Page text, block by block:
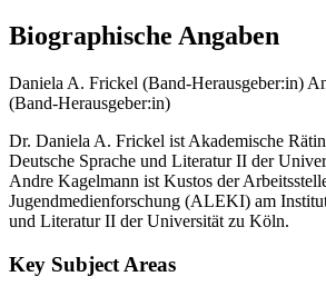
Biographische Angaben
Daniela A. Frickel (Band-Herausgeber:in)
(Band-Herausgeber:in)
Dr. Daniela A. Frickel ist Akademische
Deutsche Sprache und Literatur II der
Andre Kagelmann ist Kustos der
Jugendmedienforschung (ALEKI) am
und Literatur II der Universität zu Köln.
Key Subject Areas